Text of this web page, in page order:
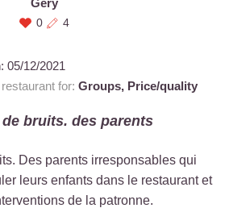
Gery
0 4
05/12/2021
for: Groups, Price/quality
bruits. des parents
Des parents irresponsables qui
leurs enfants dans le restaurant et
de la patronne.